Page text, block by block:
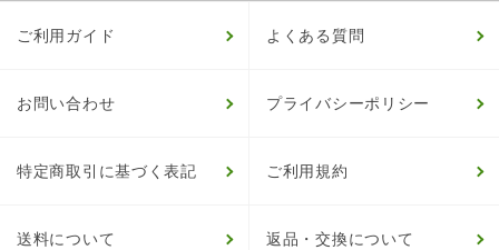
ご利用ガイド よくある質問
お問い合わせ プライバシーポリシー
特定商取引に基づく表記 ご利用規約
送料について 返品・交換について